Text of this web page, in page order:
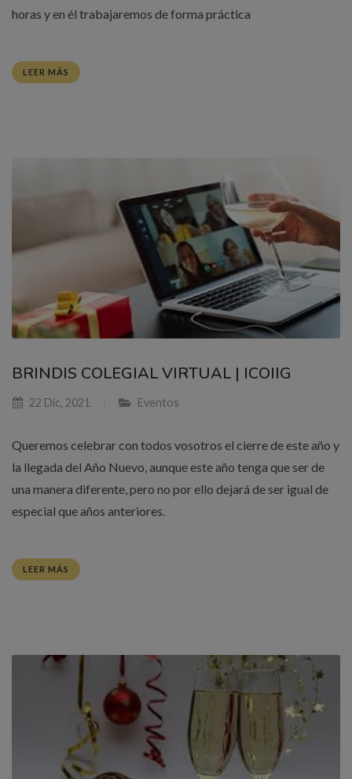
horas y en él trabajaremos de forma práctica
LEER MÁS
BRINDIS COLEGIAL VIRTUAL | ICOIIG
22 Dic, 2021 Eventos
Queremos celebrar con todos vosotros el cierre de este año y
la llegada del Año Nuevo, aunque este año tenga que ser de
una manera diferente, pero no por ello dejará de ser igual de
especial que años anteriores.
LEER MÁS